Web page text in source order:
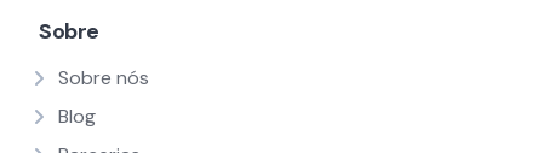
Sobre
Sobre nós
Blog